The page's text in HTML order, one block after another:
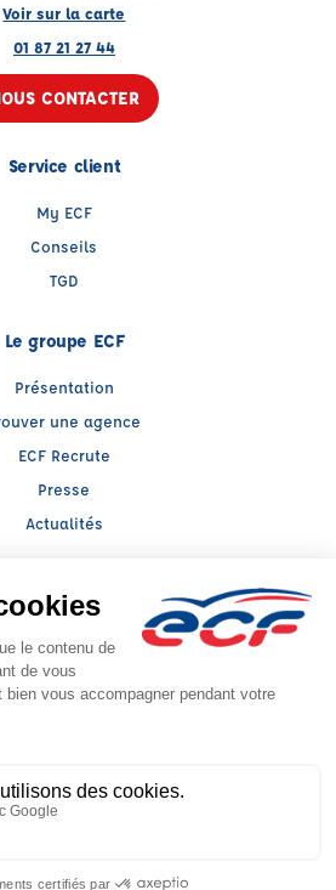
Voir sur la carte
01 87 21 27 44
CONTACTER
Service client
My ECF
Conseils
TGD
Le groupe ECF
Présentation
une agence
ECF Recrute
Presse
Actualités
(nouvelle fenêtre)
Instagram (nouvelle fenêtre)
LinkedIn (nouvelle fenêtre)
YouTube (nouvelle fenêtre)
TikTok (nouvelle
: pro conduite - Capital social: 0€
Numéro de TVA intracommunautaire:
Agrément n°